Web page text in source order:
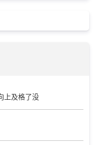
上及格了没